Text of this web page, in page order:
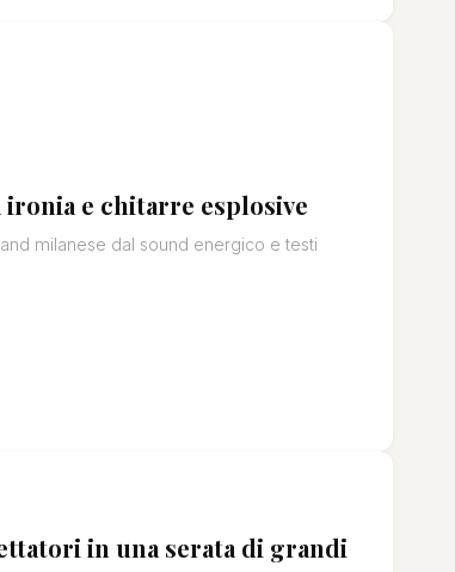
e chitarre esplosive
milanese dal sound energico e testi
in una serata di grandi